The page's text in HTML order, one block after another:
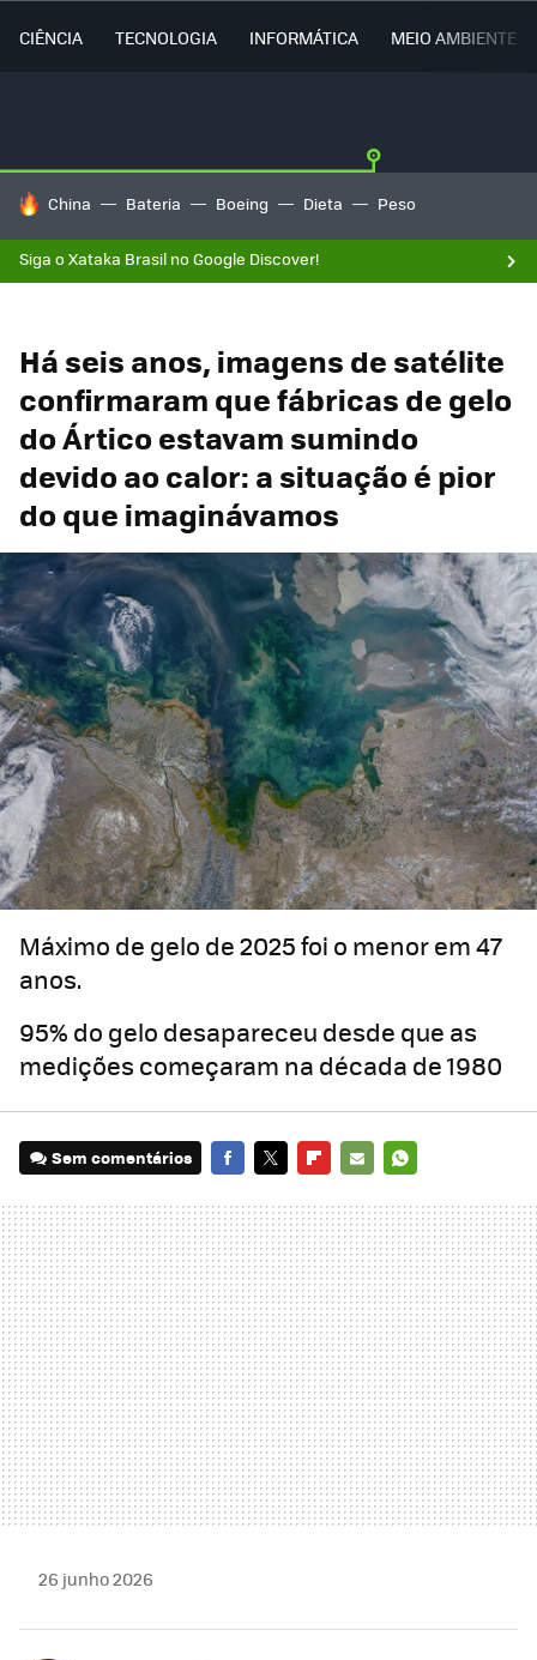
CIÊNCIA TECNOLOGIA INFORMÁTICA MEIO AMBIENTE
TENDÊNCIAS DO DIA
China Bateria Boeing Dieta Peso
Siga o Xataka Brasil no Google Discover!
Há seis anos, imagens de satélite
confirmaram que fábricas de gelo
do Ártico estavam sumindo
devido ao calor: a situação é pior
do que imaginávamos
Máximo de gelo de 2025 foi o menor em 47
anos.
95% do gelo desapareceu desde que as
medições começaram na década de 1980
Sem comentários
MAIL
26 junho 2026